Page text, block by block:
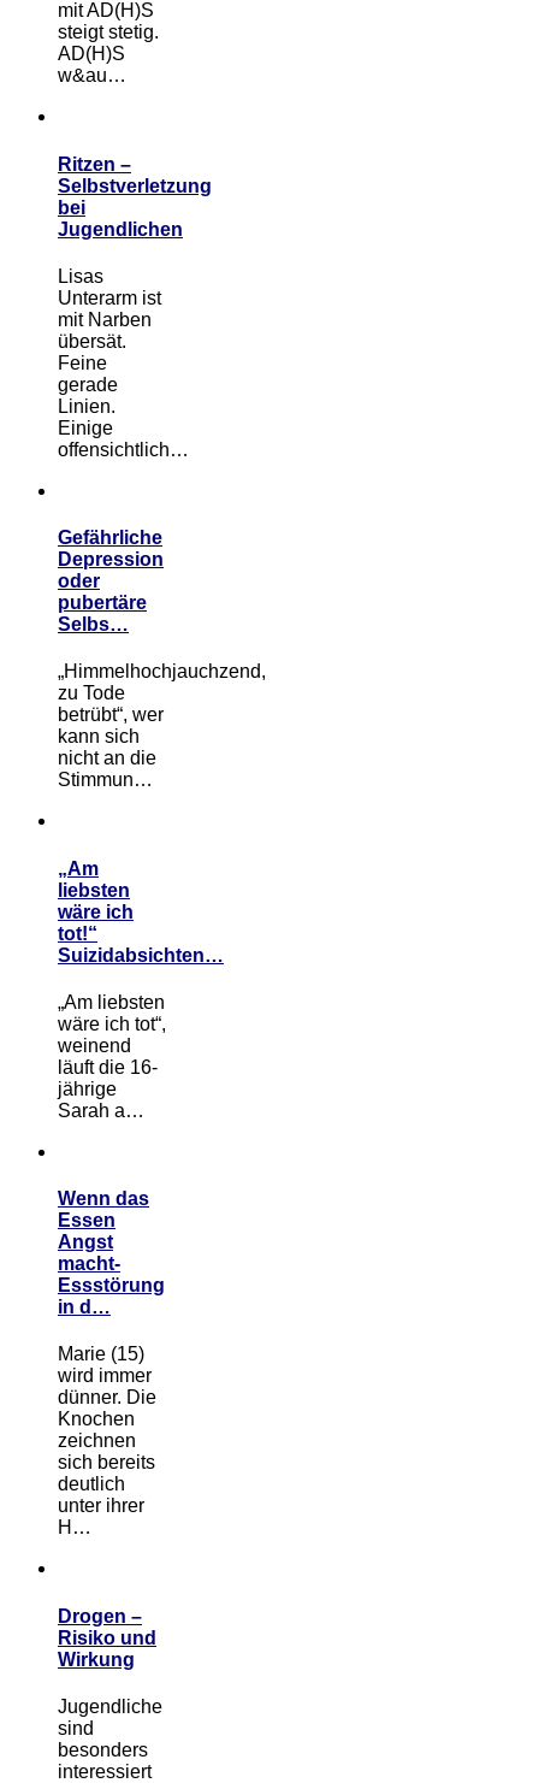
mit AD(H)S
steigt stetig.
AD(H)S
w&au…
Ritzen –
Selbstverletzung
bei
Jugendlichen
Lisas
Unterarm ist
mit Narben
übersät.
Feine
gerade
Linien.
Einige
offensichtlich…
Gefährliche
Depression
oder
pubertäre
Selbs…
„Himmelhochjauchzend,
zu Tode
betrübt“, wer
kann sich
nicht an die
Stimmun…
„Am
liebsten
wäre ich
tot!“
Suizidabsichten…
„Am liebsten
wäre ich tot“,
weinend
läuft die 16-
jährige
Sarah a…
Wenn das
Essen
Angst
macht-
Essstörung
in d…
Marie (15)
wird immer
dünner. Die
Knochen
zeichnen
sich bereits
deutlich
unter ihrer
H…
Drogen –
Risiko und
Wirkung
Jugendliche
sind
besonders
interessiert